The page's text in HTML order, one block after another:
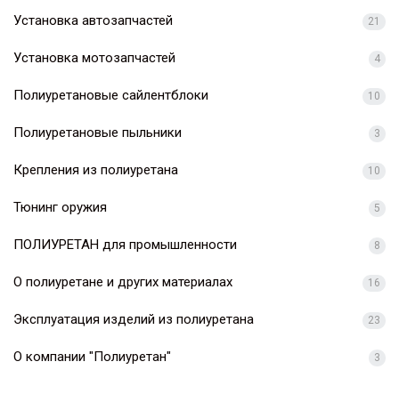
Установка автозапчастей 21
Установка мотозапчастей 4
Полиуретановые сайлентблоки 10
Полиуретановые пыльники 3
Крепления из полиуретана 10
Тюнинг оружия 5
ПОЛИУРЕТАН для промышленности 8
О полиуретане и других материалах 16
Эксплуатация изделий из полиуретана 23
О компании "Полиуретан" 3